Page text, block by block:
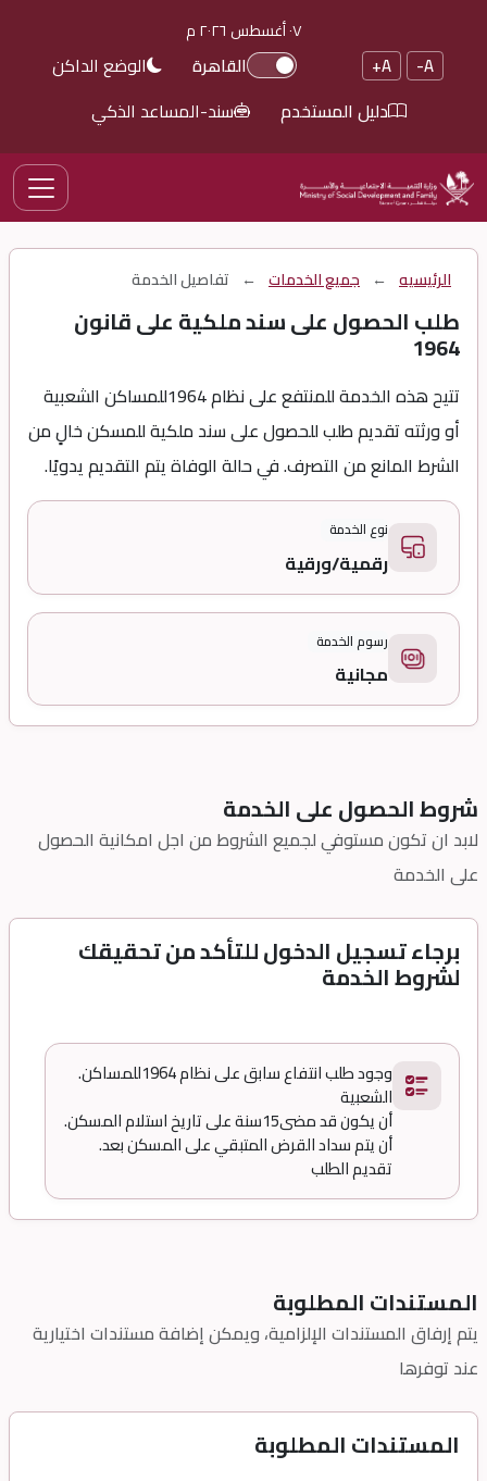
٠٧ أغسطس ٢٠٢٦ م
A-
A+ القاهرة
الوضع الداكن
دليل المستخدم
سند-المساعد الذكي
الرئيسيه ← جميع الخدمات ← تفاصيل الخدمة
طلب الحصول على سند ملكية على قانون
1964
تتيح هذه الخدمة للمنتفع على نظام 1964للمساكن الشعبية
أو ورثته تقديم طلب للحصول على سند ملكية للمسكن خالٍ من
الشرط المانع من التصرف. في حالة الوفاة يتم التقديم يدويًا.
نوع الخدمة
رقمية/ورقية
رسوم الخدمة
مجانية
شروط الحصول على الخدمة
لابد ان تكون مستوفي لجميع الشروط من اجل امكانية الحصول
على الخدمة
برجاء تسجيل الدخول للتأكد من تحقيقك
لشروط الخدمة
.وجود طلب انتفاع سابق على نظام1964للمساكن
الشعبية
.أن يكون قد مضى15سنة على تاريخ استلام المسكن
.أن يتم سداد القرض المتبقي على المسكن بعد
تقديم الطلب
المستندات المطلوبة
يتم إرفاق المستندات الإلزامية، ويمكن إضافة مستندات اختيارية
عند توفرها
المستندات المطلوبة